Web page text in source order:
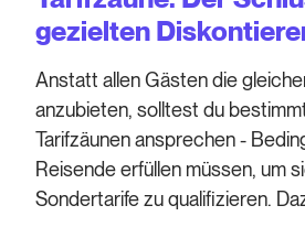
gezielten
Anstatt allen Gästen die
anzubieten, solltest du
Tarifzäunen ansprechen -
Reisende erfüllen müssen, um
Sondertarife zu qualifizieren.